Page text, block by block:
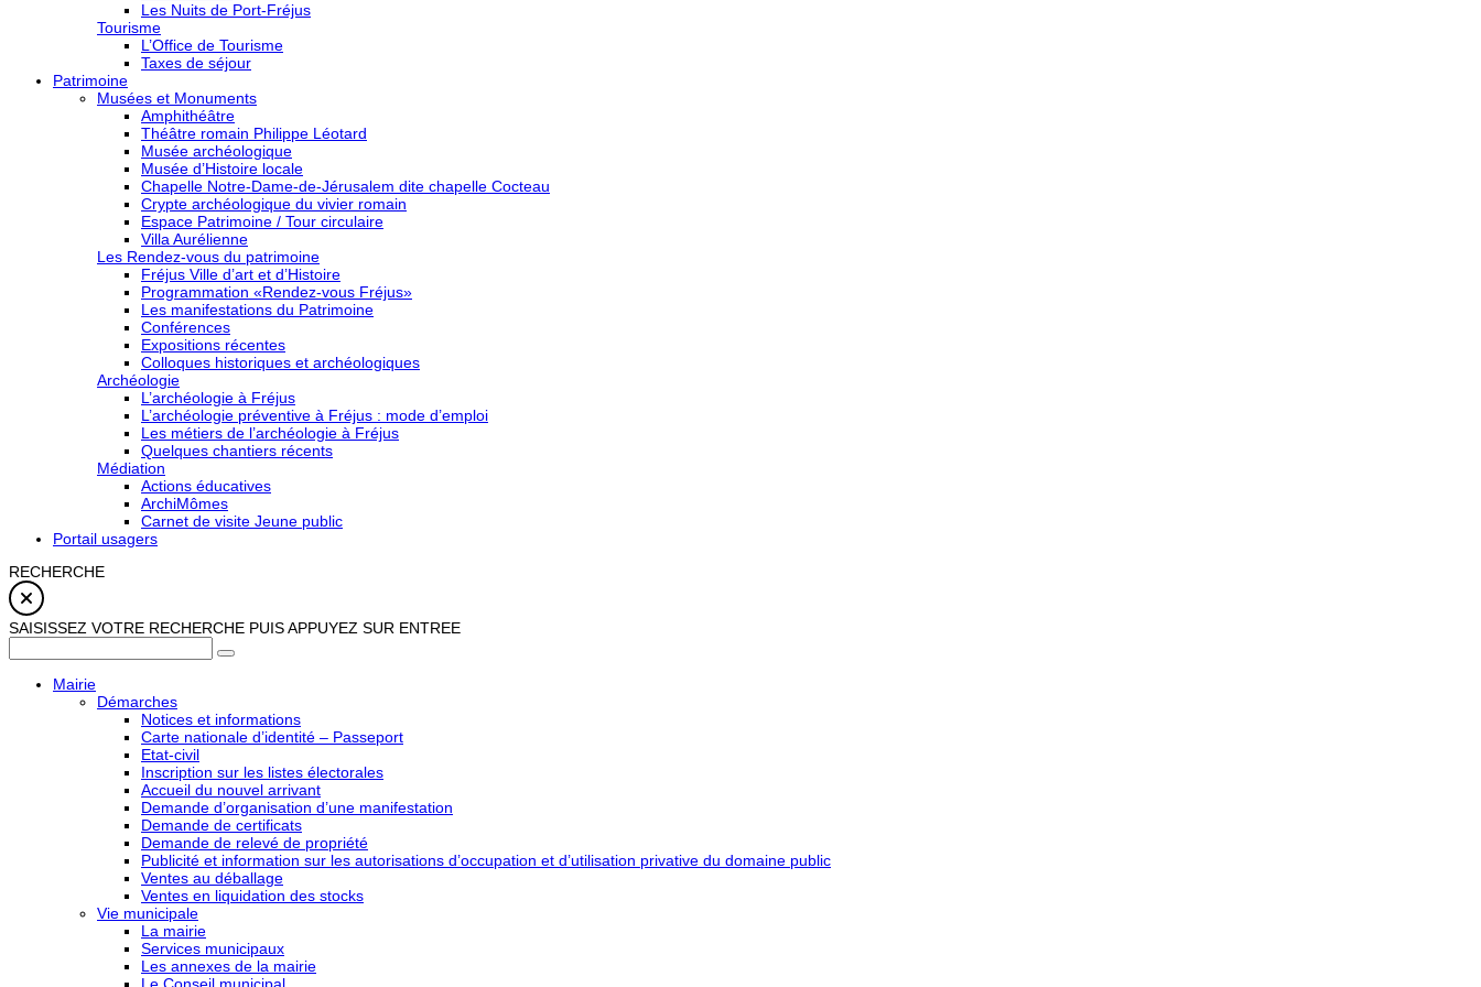
Les Nuits de Port-Fréjus
Tourisme
L’Office de Tourisme
Taxes de séjour
Patrimoine
Musées et Monuments
Amphithéâtre
Théâtre romain Philippe Léotard
Musée archéologique
Musée d’Histoire locale
Chapelle Notre-Dame-de-Jérusalem dite chapelle Cocteau
Crypte archéologique du vivier romain
Espace Patrimoine / Tour circulaire
Villa Aurélienne
Les Rendez-vous du patrimoine
Fréjus Ville d’art et d’Histoire
Programmation «Rendez-vous Fréjus»
Les manifestations du Patrimoine
Conférences
Expositions récentes
Colloques historiques et archéologiques
Archéologie
L’archéologie à Fréjus
L’archéologie préventive à Fréjus : mode d’emploi
Les métiers de l’archéologie à Fréjus
Quelques chantiers récents
Médiation
Actions éducatives
ArchiMômes
Carnet de visite Jeune public
Portail usagers
RECHERCHE
SAISISSEZ VOTRE RECHERCHE PUIS APPUYEZ SUR ENTREE
Mairie
Démarches
Notices et informations
Carte nationale d’identité – Passeport
Etat-civil
Inscription sur les listes électorales
Accueil du nouvel arrivant
Demande d’organisation d’une manifestation
Demande de certificats
Demande de relevé de propriété
Publicité et information sur les autorisations d’occupation et d’utilisation privative du domaine public
Ventes au déballage
Ventes en liquidation des stocks
Vie municipale
La mairie
Services municipaux
Les annexes de la mairie